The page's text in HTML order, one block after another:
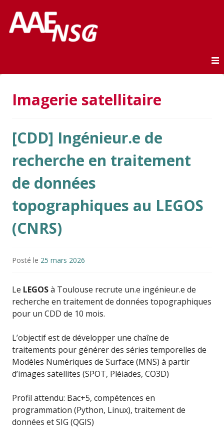
AAE-ENSG
Imagerie satellitaire
[CDD] Ingénieur.e de
recherche en traitement
de données
topographiques au LEGOS
(CNRS)
Posté le 25 mars 2026
Le LEGOSà Toulouse recrute un.e ingénieur.e de
recherche en traitement de données topographiques
pour un CDD de 10 mois.
L’objectif est de développer une chaîne de
traitements pour générer des séries temporelles de
Modèles Numériques de Surface (MNS) à partir
d’images satellites (SPOT, Pléiades, CO3D)
Profil attendu: Bac+5, compétences en
programmation (Python, Linux), traitement de
données et SIG (QGIS)